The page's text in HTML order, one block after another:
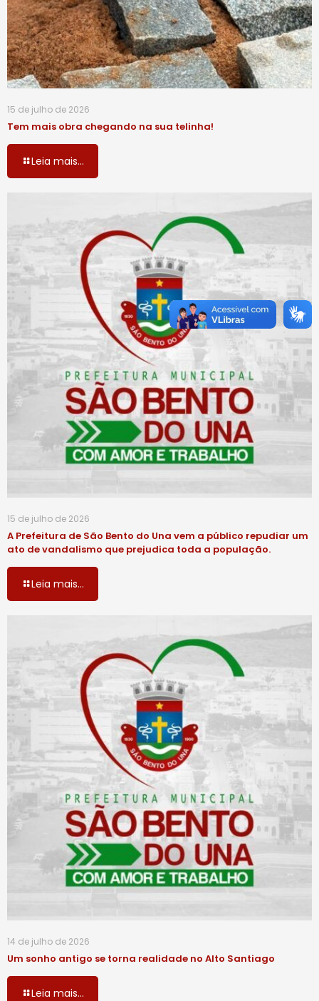
15 de julho de 2026
Tem mais obra chegando na sua telinha!
Leia mais...
15 de julho de 2026
A Prefeitura de São Bento do Una vem a público repudiar um
ato de vandalismo que prejudica toda a população.
Leia mais...
14 de julho de 2026
Um sonho antigo se torna realidade no Alto Santiago
Leia mais...